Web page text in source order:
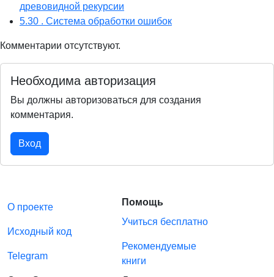
древовидной рекурсии
5.30 . Система обработки ошибок
Комментарии отсутствуют.
Необходима авторизация
Вы должны авторизоваться для создания
комментария.
Вход
О проекте
Исходный код
Telegram
Помощь
Учиться бесплатно
Рекомендуемые
книги